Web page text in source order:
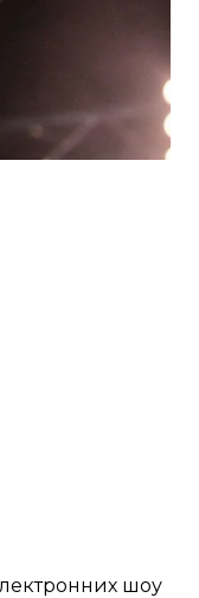
музична
Перед
десятеро
шоу